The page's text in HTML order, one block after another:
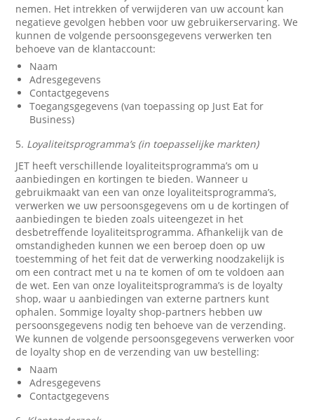
nemen. Het intrekken of verwijderen van uw account kan
negatieve gevolgen hebben voor uw gebruikerservaring. We
kunnen de volgende persoonsgegevens verwerken ten
behoeve van de klantaccount:
Naam
Adresgegevens
Contactgegevens
Toegangsgegevens (van toepassing op Just Eat for
Business)
5. Loyaliteitsprogramma’s (in toepasselijke markten)
JET heeft verschillende loyaliteitsprogramma’s om u
aanbiedingen en kortingen te bieden. Wanneer u
gebruikmaakt van een van onze loyaliteitsprogramma’s,
verwerken we uw persoonsgegevens om u de kortingen of
aanbiedingen te bieden zoals uiteengezet in het
desbetreffende loyaliteitsprogramma. Afhankelijk van de
omstandigheden kunnen we een beroep doen op uw
toestemming of het feit dat de verwerking noodzakelijk is
om een contract met u na te komen of om te voldoen aan
de wet. Een van onze loyaliteitsprogramma’s is de loyalty
shop, waar u aanbiedingen van externe partners kunt
ophalen. Sommige loyalty shop-partners hebben uw
persoonsgegevens nodig ten behoeve van de verzending.
We kunnen de volgende persoonsgegevens verwerken voor
de loyalty shop en de verzending van uw bestelling:
Naam
Adresgegevens
Contactgegevens